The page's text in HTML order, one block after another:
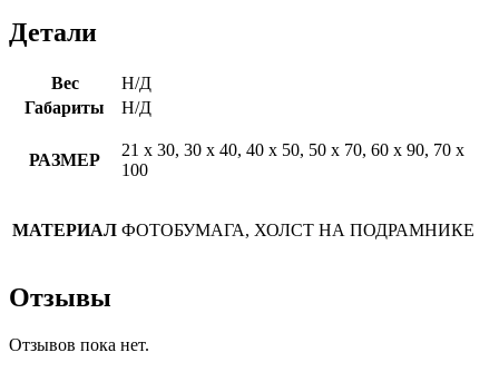
Детали
Вес
Н/Д
Габариты
Н/Д
РАЗМЕР
21 х 30, 30 х 40, 40 х 50, 50 х 70, 60 х 90, 70 х
100
МАТЕРИАЛ ФОТОБУМАГА, ХОЛСТ НА ПОДРАМНИКЕ
Отзывы
Отзывов пока нет.